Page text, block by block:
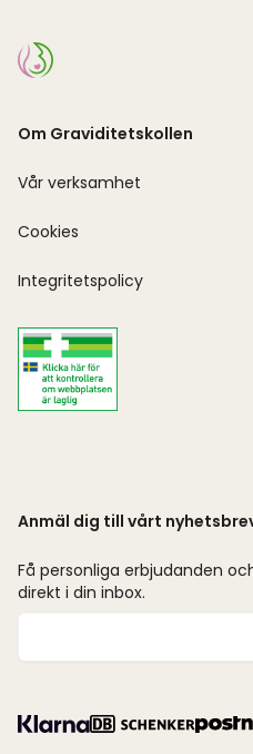
Om Graviditetskollen
Vår verksamhet
Cookies
Integritetspolicy
Anmäl dig till vårt
Få personliga erbjudanden
direkt i din inbox.